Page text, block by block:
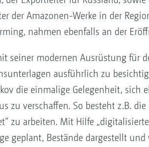
der Amazonen-Werke in der
nahmen ebenfalls an der
seiner modernen Ausrüstung für
ausführlich zu
die einmalige Gelegenheit, sich
zu verschaffen. So besteht z.B.
zu arbeiten. Mit Hilfe
geplant, Bestände dargestellt und